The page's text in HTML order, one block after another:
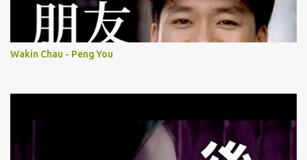
Wakin Chau - Peng You